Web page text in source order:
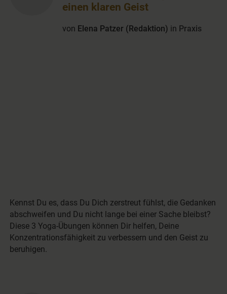
Kennst Du es, dass Du Dich zerstreut fühlst, die Gedanken
abschweifen und Du nicht lange bei einer Sache bleibst?
Diese 3 Yoga-Übungen können Dir helfen, Deine
Konzentrationsfähigkeit zu verbessern und den Geist zu
beruhigen.
einen klaren Geist
von Elena Patzer (Redaktion) in Praxis